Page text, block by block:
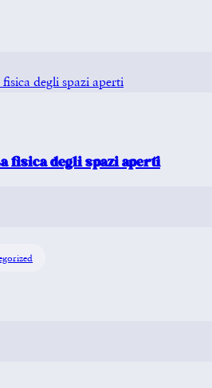
fisica degli spazi aperti